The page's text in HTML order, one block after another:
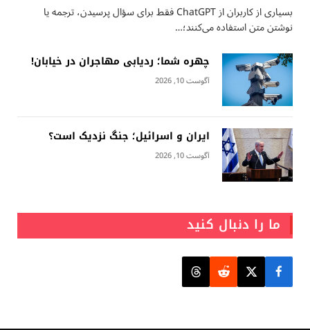
بسیاری از کاربران از ChatGPT فقط برای سؤال پرسیدن، ترجمه یا
نوشتن متن استفاده می‌کنند؛…
چهره شما؛ ردیابی مهاجران در خیابان!
آگوست 10, 2026
ایران و اسرائیل؛ جنگ نزدیک است؟
آگوست 10, 2026
ما را دنبال کنید